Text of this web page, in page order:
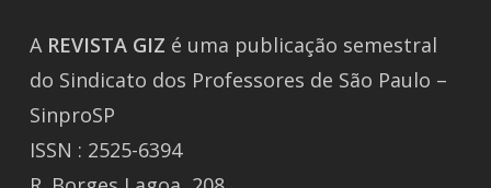
A REVISTA GIZ é uma publicação semestral
do Sindicato dos Professores de São Paulo –
SinproSP
ISSN : 2525-6394